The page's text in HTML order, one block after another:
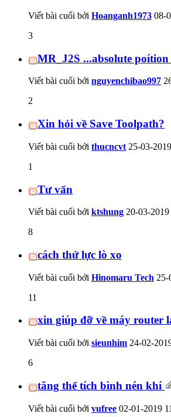
Viết bài cuối bởi Hoanganh1973 08-
3
MR_J2S ...absolute poítion
Viết bài cuối bởi nguyenchibao997
2
Xin hỏi về Save Toolpath?
Viết bài cuối bởi thucncvt 25-03-2019
1
Tư vấn
Viết bài cuối bởi ktshung 20-03-2019
8
cách thử lực lò xo
Viết bài cuối bởi Hinomaru Tech 25-
11
xin giúp đỡ về máy router
Viết bài cuối bởi sieunhim 24-02-
6
tăng thể tích bình nén khí
Viết bài cuối bởi vufree 02-01-2019